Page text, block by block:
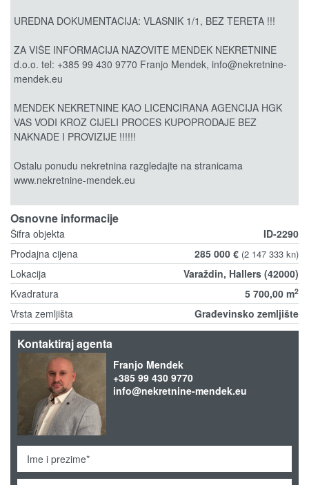
UREDNA DOKUMENTACIJA: VLASNIK 1/1, BEZ TERETA !!!
ZA VIŠE INFORMACIJA NAZOVITE MENDEK NEKRETNINE
d.o.o. tel: +385 99 430 9770 Franjo Mendek, info@nekretnine-
mendek.eu
MENDEK NEKRETNINE KAO LICENCIRANA AGENCIJA HGK
VAS VODI KROZ CIJELI PROCES KUPOPRODAJE BEZ
NAKNADE I PROVIZIJE !!!!!!
Ostalu ponudu nekretnina razgledajte na stranicama
www.nekretnine-mendek.eu
Osnovne informacije
Šifra objekta
ID-2290
Prodajna cijena
285 000 € (2 147 333 kn)
Lokacija
Varaždin, Hallers (42000)
Kvadratura
5 700,00 m2
Vrsta zemljišta Građevinsko zemljište
Kontaktiraj agenta
Franjo Mendek
+385 99 430 9770
info@nekretnine-mendek.eu